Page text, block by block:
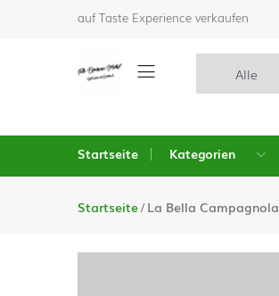
auf Taste Experience verkaufen
Startseite Kategorien
Startseite La Bella Campagnola